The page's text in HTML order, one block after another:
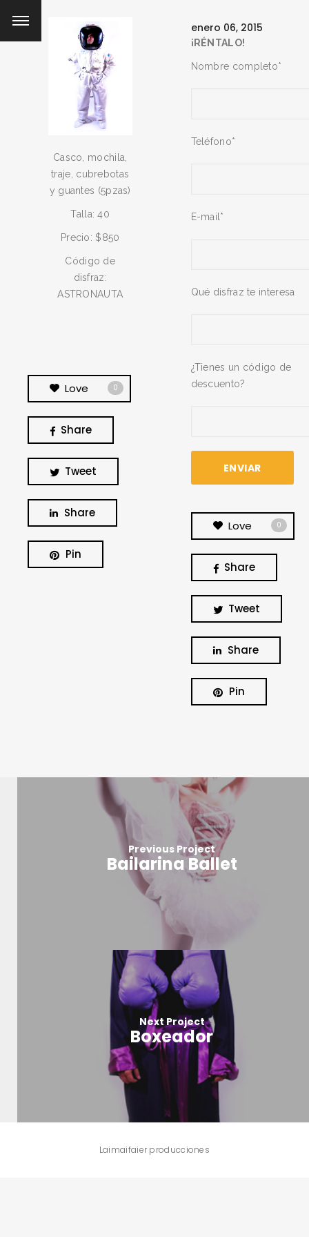
Casco, mochila,
traje, cubrebotas
y guantes (5pzas)
Talla: 40
Precio: $850
Código de
disfraz:
ASTRONAUTA
Love 0
Share
Tweet
Share
Pin
enero 06, 2015
¡RÉNTALO!
Nombre completo*
Teléfono*
E-mail*
Qué disfraz te interesa
¿Tienes un código de
descuento?
Love 0
Share
Tweet
Share
Pin
Previous Project
Bailarina Ballet
Next Project
Boxeador
Laimaifaier producciones